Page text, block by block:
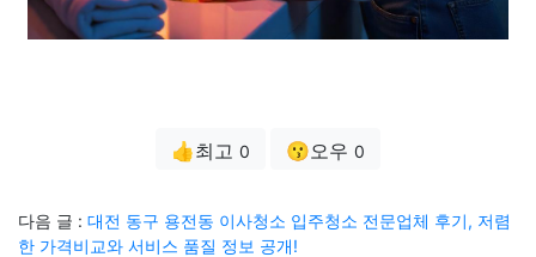
👍최고 0 😗오우 0
다음 글 : 대전 동구 용전동 이사청소 입주청소 전문업체 후기, 저렴
한 가격비교와 서비스 품질 정보 공개!